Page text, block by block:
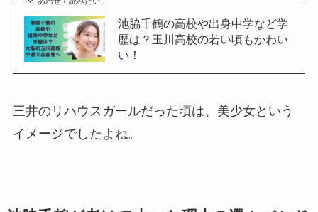
池脇千鶴の高校や出身中学など学
歴は？玉川高校の若い頃もかわい
い！
三井のリハウスガールだった頃は、美少女という
イメージでしたよね。